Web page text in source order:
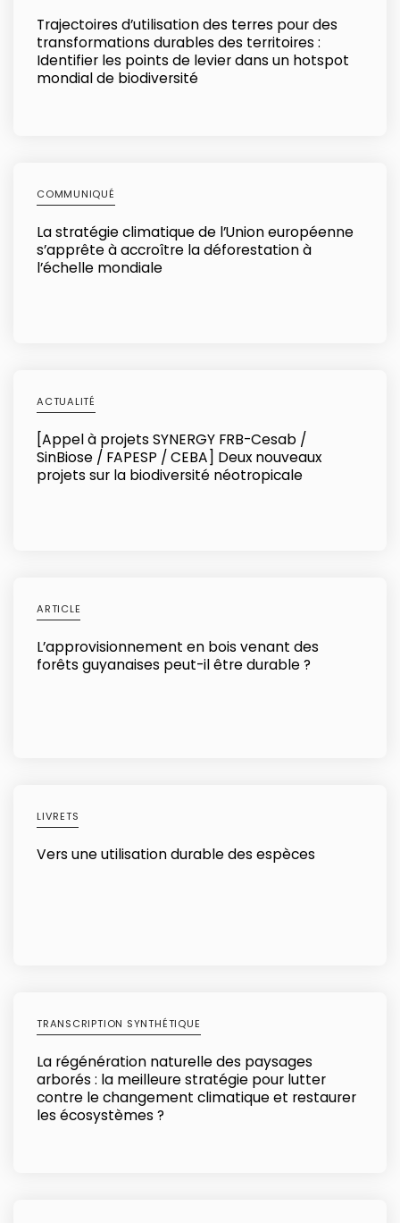
Trajectoires d’utilisation des terres pour des
transformations durables des territoires :
Identifier les points de levier dans un hotspot
mondial de biodiversité
COMMUNIQUÉ
La stratégie climatique de l’Union européenne
s’apprête à accroître la déforestation à
l’échelle mondiale
ACTUALITÉ
[Appel à projets SYNERGY FRB-Cesab /
SinBiose / FAPESP / CEBA] Deux nouveaux
projets sur la biodiversité néotropicale
ARTICLE
L’approvisionnement en bois venant des
forêts guyanaises peut-il être durable ?
LIVRETS
Vers une utilisation durable des espèces
TRANSCRIPTION SYNTHÉTIQUE
La régénération naturelle des paysages
arborés : la meilleure stratégie pour lutter
contre le changement climatique et restaurer
les écosystèmes ?